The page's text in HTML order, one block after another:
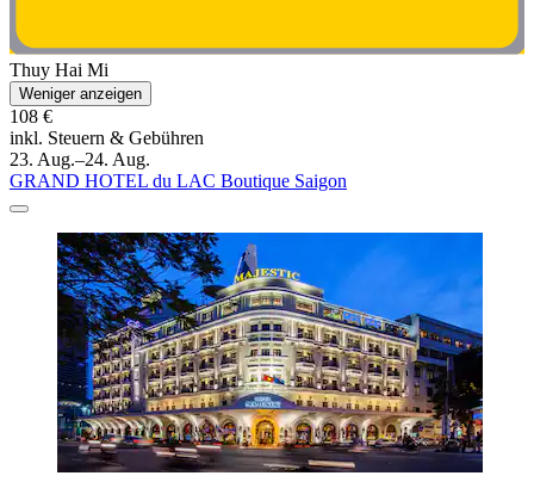
Thuy Hai Mi
Weniger anzeigen
108 €
inkl. Steuern & Gebühren
23. Aug.–24. Aug.
GRAND HOTEL du LAC Boutique Saigon